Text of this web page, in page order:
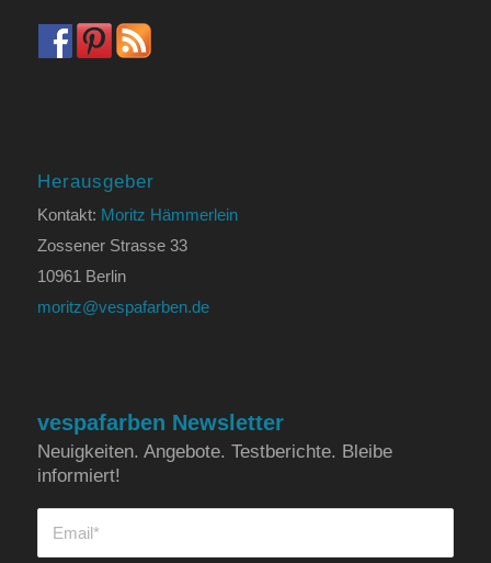
Herausgeber
Kontakt: Moritz Hämmerlein
Zossener Strasse 33
10961 Berlin
moritz@vespafarben.de
vespafarben Newsletter
Neuigkeiten. Angebote. Testberichte. Bleibe
informiert!